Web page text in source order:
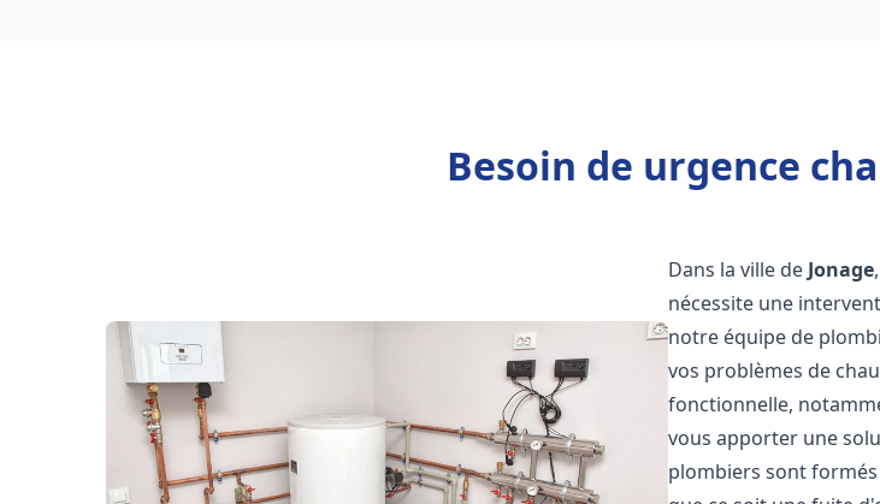
Besoin de urgence
Dans la ville de Jonage
nécessite une
notre équipe de
vos problèmes de
fonctionnelle,
vous apporter une
plombiers sont